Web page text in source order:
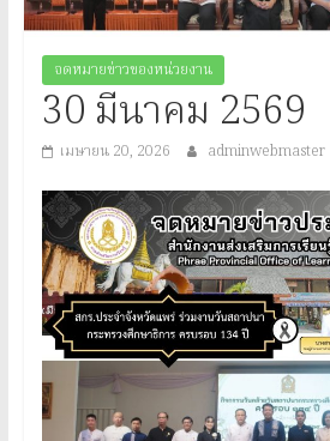
จังหวัด
แพร่
Provincial
Office
Learning
Encouragement
จดหมายข่าวของหน่วยงาน
30 มีนาคม 2569
เมษายน 20, 2026 adminwebmaster